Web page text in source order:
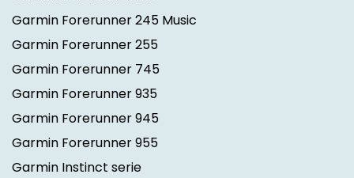
Garmin Forerunner 245 Music
Garmin Forerunner 255
Garmin Forerunner 745
Garmin Forerunner 935
Garmin Forerunner 945
Garmin Forerunner 955
Garmin Instinct serie